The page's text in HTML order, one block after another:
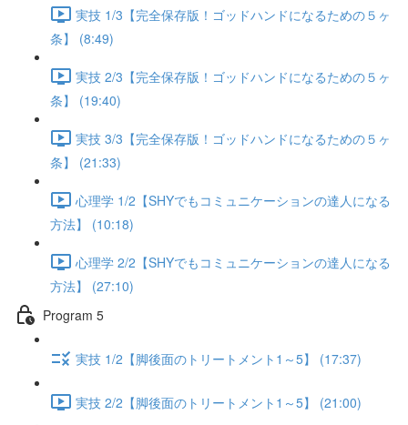
実技 1/3【完全保存版！ゴッドハンドになるための５ヶ
条】 (8:49)
実技 2/3【完全保存版！ゴッドハンドになるための５ヶ
条】 (19:40)
実技 3/3【完全保存版！ゴッドハンドになるための５ヶ
条】 (21:33)
心理学 1/2【SHYでもコミュニケーションの達人になる
方法】 (10:18)
心理学 2/2【SHYでもコミュニケーションの達人になる
方法】 (27:10)
Program 5
実技 1/2【脚後面のトリートメント1～5】 (17:37)
実技 2/2【脚後面のトリートメント1～5】 (21:00)